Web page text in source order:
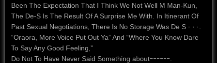
Been The Expectation That I Think We Not Well M Man-Kun,
The De-S Is The Result Of A Surprise Me With. In Itinerant Of
Past Sexual Negotiations, There Is No Storage Was De S · · ·.
“Oraora, More Voice Put Out Ya” And “Where You Know Dare
To Say Any Good Feeling,”
Do Not To Have Never Said Something aboutｰｰｰｰｰｰ.